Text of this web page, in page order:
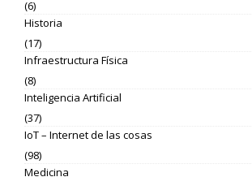
(6)
Historia
(17)
Infraestructura Física
(8)
Inteligencia Artificial
(37)
IoT – Internet de las cosas
(98)
Medicina